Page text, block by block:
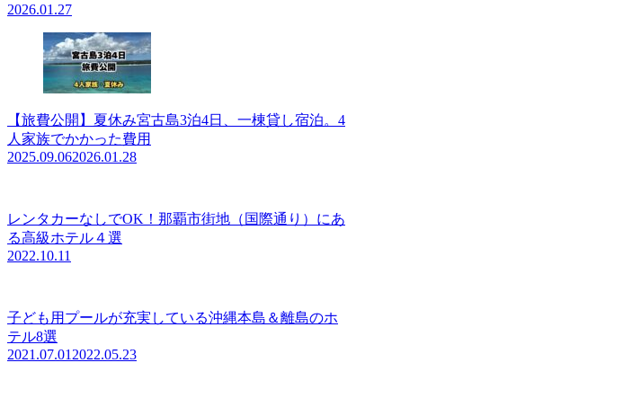
2026.01.27
【旅費公開】夏休み宮古島3泊4日、一棟貸し宿泊。4
人家族でかかった費用
2025.09.062026.01.28
レンタカーなしでOK！那覇市街地（国際通り）にあ
る高級ホテル４選
2022.10.11
子ども用プールが充実している沖縄本島＆離島のホ
テル8選
2021.07.01 2022.05.23